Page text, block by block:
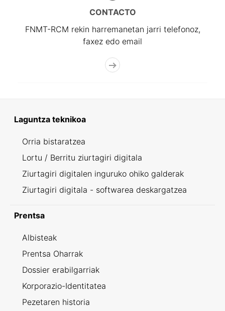
CONTACTO
FNMT-RCM rekin harremanetan jarri telefonoz,
faxez edo email
Laguntza teknikoa
Orria bistaratzea
Lortu / Berritu ziurtagiri digitala
Ziurtagiri digitalen inguruko ohiko galderak
Ziurtagiri digitala - softwarea deskargatzea
Prentsa
Albisteak
Prentsa Oharrak
Dossier erabilgarriak
Korporazio-Identitatea
Pezetaren historia